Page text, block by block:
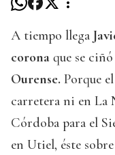
A tiempo llega
corona que se
Ourense. Porque
carretera ni en La
Córdoba para el
en Utiel, éste